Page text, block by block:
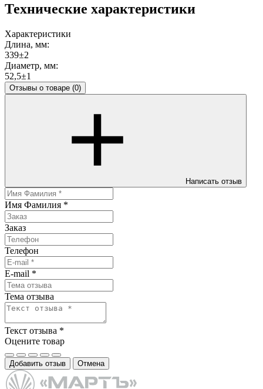
Технические характеристики
Характеристики
Длина, мм:
339±2
Диаметр, мм:
52,5±1
Отзывы о товаре (0)
Написать отзыв
Имя Фамилия *
Заказ
Телефон
E-mail *
Тема отзыва
Текст отзыва *
Оцените товар
Добавить отзыв Отмена